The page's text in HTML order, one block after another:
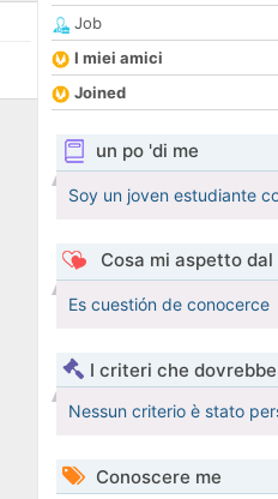
Job
I miei amici
Joined
un po 'di me
Soy un joven estudiante
Cosa mi aspetto
Es cuestión de conocerce
I criteri che
Nessun criterio è stato
Conoscere me